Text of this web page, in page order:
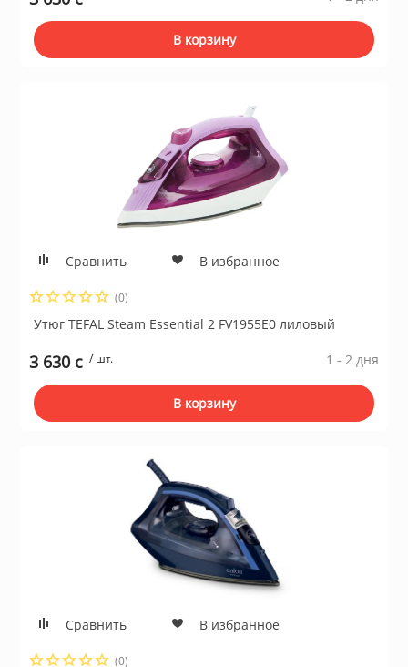
В корзину
Сравнить В избранное
(0)
Утюг TEFAL Steam Essential 2 FV1955E0 лиловый
3 630 c / шт. 1 - 2 дня
В корзину
Сравнить В избранное
(0)